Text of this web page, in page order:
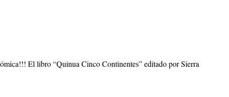
El libro “Quinua Cinco Continentes” editado por Sierra